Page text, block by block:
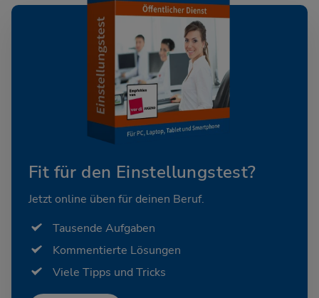
Fit für den Einstellungstest?
Jetzt online üben für deinen Beruf.
Tausende Aufgaben
Kommentierte Lösungen
Viele Tipps und Tricks